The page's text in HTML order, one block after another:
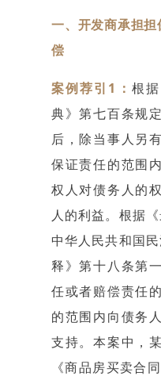
一、开发商承担
偿
案例荐引1： 根
典》第七百条规
后，除当事人另
保证责任的范围
权人对债务人的
人的利益。根据
中华人民共和国
释》第十八条第
任或者赔偿责任
的范围内向债务
支持。本案中，
《商品房买卖合